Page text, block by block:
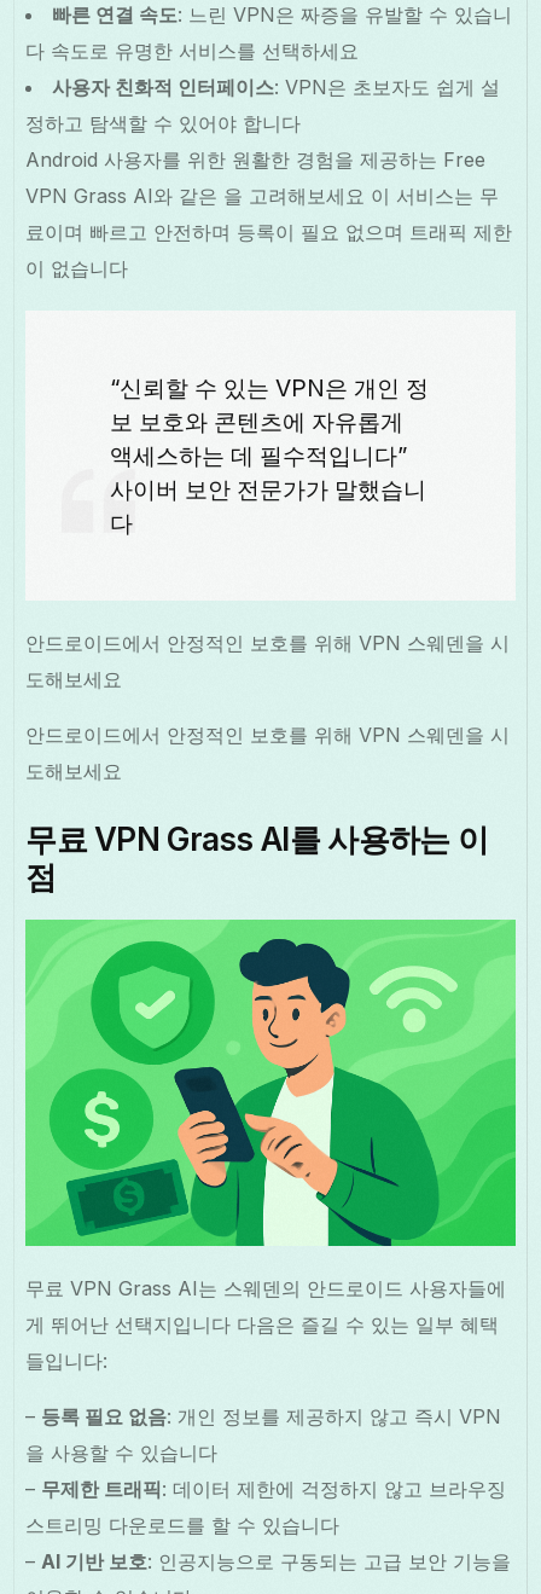
빠른 연결 속도: 느린 VPN은 짜증을 유발할 수 있습니
다 속도로 유명한 서비스를 선택하세요
사용자 친화적 인터페이스: VPN은 초보자도 쉽게 설
정하고 탐색할 수 있어야 합니다
Android 사용자를 위한 원활한 경험을 제공하는 Free
VPN Grass AI와 같은 을 고려해보세요 이 서비스는 무
료이며 빠르고 안전하며 등록이 필요 없으며 트래픽 제한
이 없습니다
“신뢰할 수 있는 VPN은 개인 정
보 보호와 콘텐츠에 자유롭게
액세스하는 데 필수적입니다”
사이버 보안 전문가가 말했습니
다
안드로이드에서 안정적인 보호를 위해 VPN 스웨덴을 시
도해보세요
안드로이드에서 안정적인 보호를 위해 VPN 스웨덴을 시
도해보세요
무료 VPN Grass AI를 사용하는 이
점
무료 VPN Grass AI는 스웨덴의 안드로이드 사용자들에
게 뛰어난 선택지입니다 다음은 즐길 수 있는 일부 혜택
들입니다:
– 등록 필요 없음: 개인 정보를 제공하지 않고 즉시 VPN
을 사용할 수 있습니다
– 무제한 트래픽: 데이터 제한에 걱정하지 않고 브라우징
스트리밍 다운로드를 할 수 있습니다
–AI 기반 보호: 인공지능으로 구동되는 고급 보안 기능을